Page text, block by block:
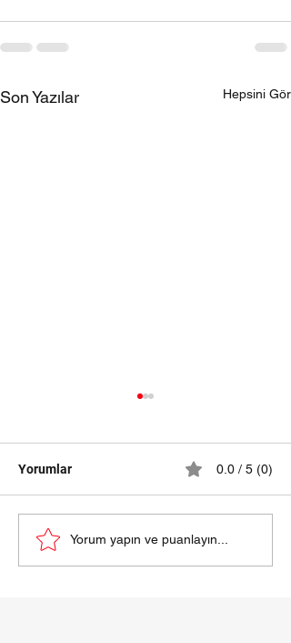
Son Yazılar Hepsini Gör
samsun halı yıkama
Yorumlar 0.0 / 5 (0)
Yorum yapın ve puanlayın...